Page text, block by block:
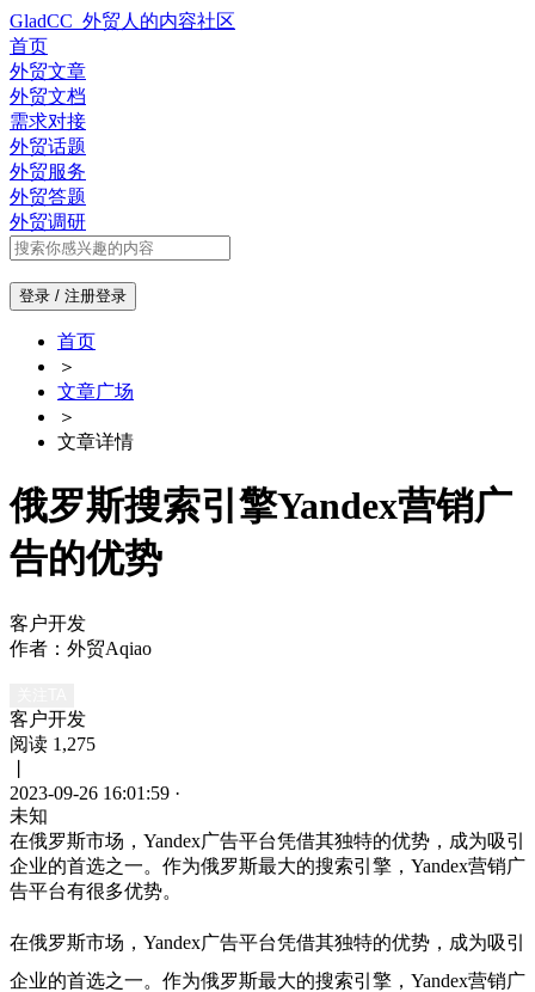
GladCC_外贸人的内容社区
首页
外贸文章
外贸文档
需求对接
外贸话题
外贸服务
外贸答题
外贸调研
登录 / 注册登录
首页
＞
文章广场
＞
文章详情
俄罗斯搜索引擎Yandex营销广
告的优势
客户开发
作者：外贸Aqiao
客户开发
阅读 1,275
2023-09-26 16:01:59 ·
未知
在俄罗斯市场，Yandex广告平台凭借其独特的优势，成为吸引
企业的首选之一。作为俄罗斯最大的搜索引擎，Yandex营销广
告平台有很多优势。
在俄罗斯市场， Yandex广告平台凭借其独特的优势，成为吸引
企业的首选之一。作为俄罗斯最大的搜索引擎， Yandex营销广